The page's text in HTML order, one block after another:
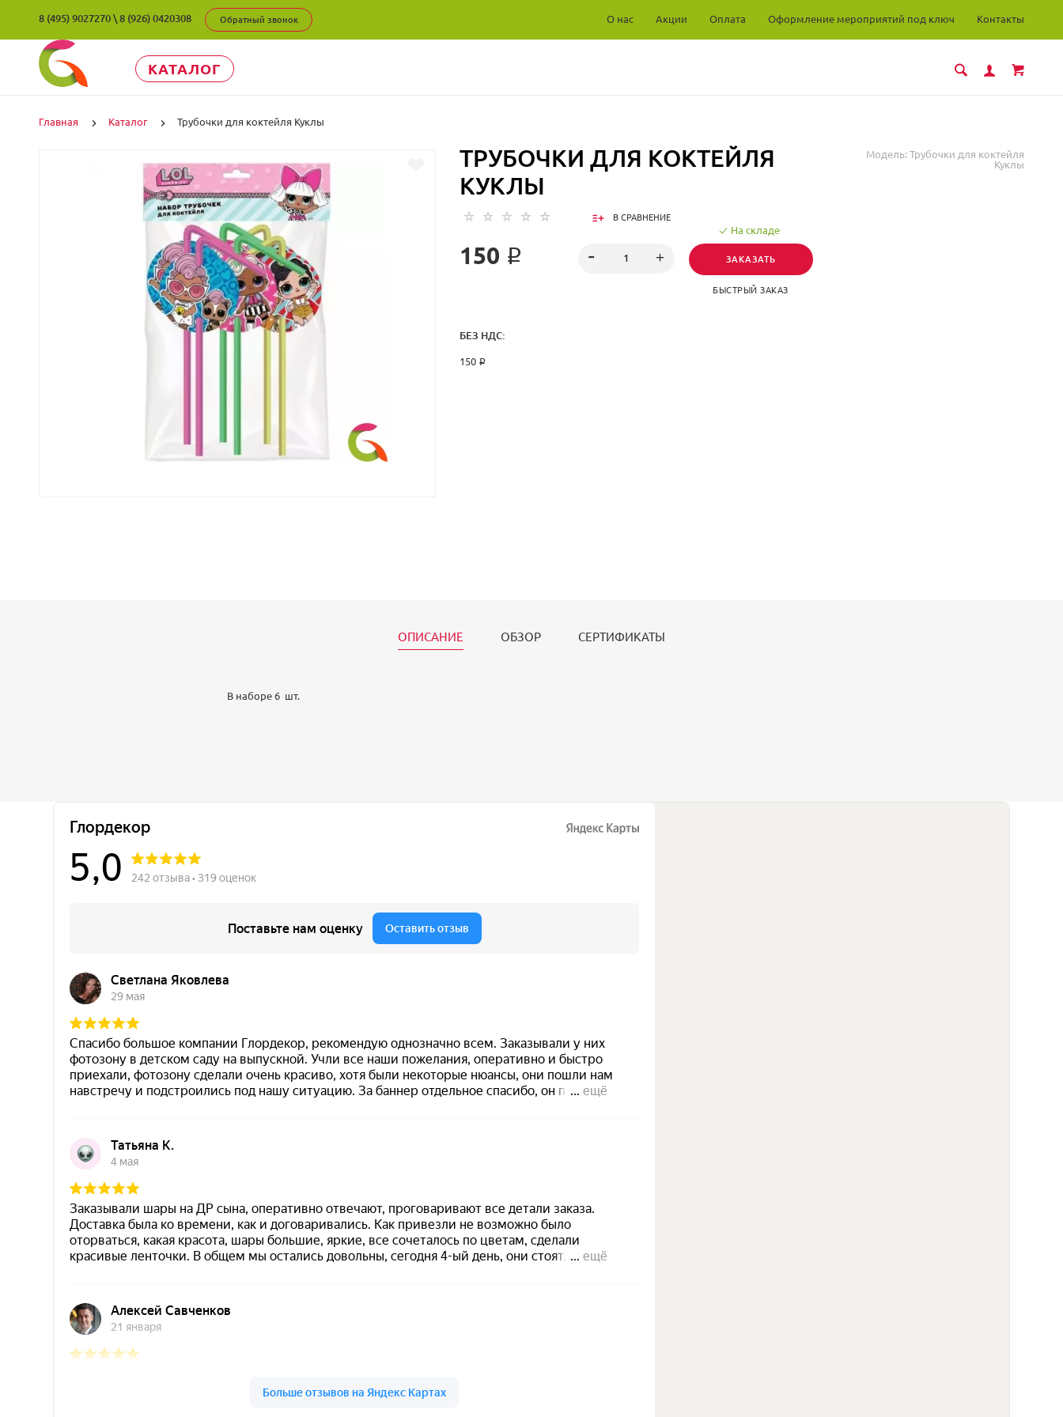
8 (495) 9027270 \ 8 (926) 0420308 Обратный звонок О нас Акции Оплата Оформление мероприятий под ключ Контакты
КАТАЛОГ
Главная Каталог Трубочки для коктейля Куклы
Модель:Трубочки для коктейля
Куклы
ТРУБОЧКИ ДЛЯ КОКТЕЙЛЯ
КУКЛЫ
В СРАВНЕНИЕ
150 ₽
На складе
ЗАКАЗАТЬ
БЫСТРЫЙ ЗАКАЗ
БЕЗ НДС:
150 ₽
ОПИСАНИЕ ОБЗОР СЕРТИФИКАТЫ
В наборе 6 шт.